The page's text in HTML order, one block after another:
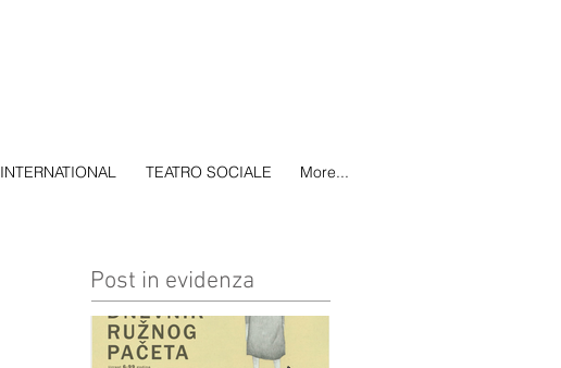
INTERNATIONAL TEATRO SOCIALE More...
Post in evidenza